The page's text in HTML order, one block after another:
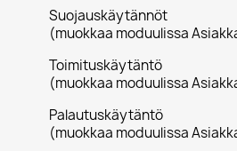
Suojauskäytännöt
(muokkaa moduulissa
Toimituskäytäntö
(muokkaa moduulissa
Palautuskäytäntö
(muokkaa moduulissa